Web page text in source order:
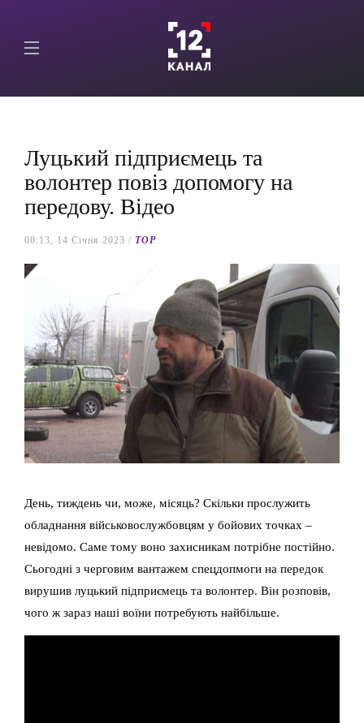
Луцький підприємець та
волонтер повіз допомогу на
передову. Відео
00:13, 14 Січня 2023 / TOP
День, тиждень чи, може, місяць? Скільки прослужить
обладнання військовослужбовцям у бойових точках –
невідомо. Саме тому воно захисникам потрібне постійно.
Сьогодні з черговим вантажем спецдопмоги на передок
вирушив луцький підприємець та волонтер. Він розповів,
чого ж зараз наші воїни потребують найбільше.